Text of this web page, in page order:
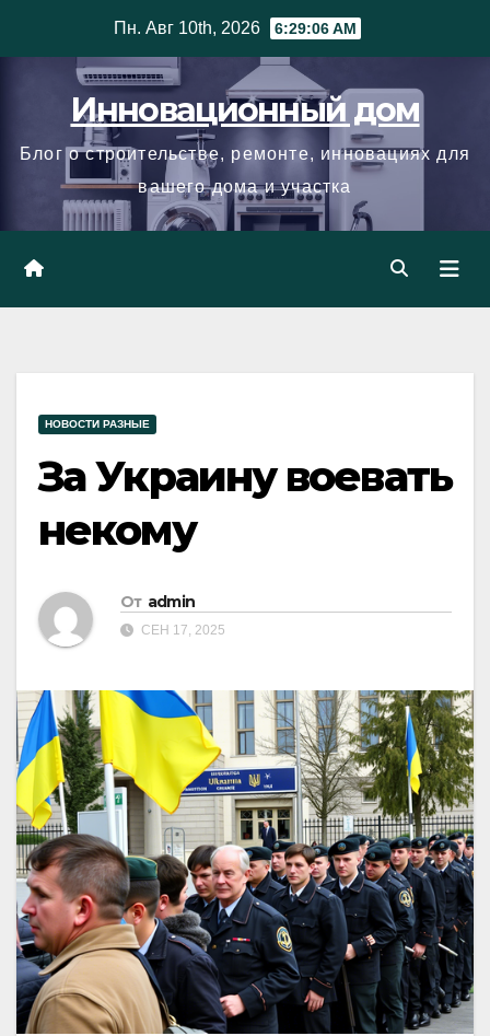
Пн. Авг 10th, 2026 6:29:07 AM
Инновационный дом
Блог о строительстве, ремонте, инновациях для
вашего дома и участка
НОВОСТИ РАЗНЫЕ
За Украину воевать
некому
От admin
СЕН 17, 2025